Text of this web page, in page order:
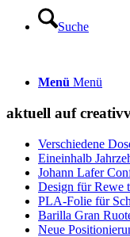
Suche
Menü Menü
aktuell auf
Verschiedene
Eineinhalb
Johann Lafer
Design für Rewe
PLA-Folie für
Barilla Gran
Neue